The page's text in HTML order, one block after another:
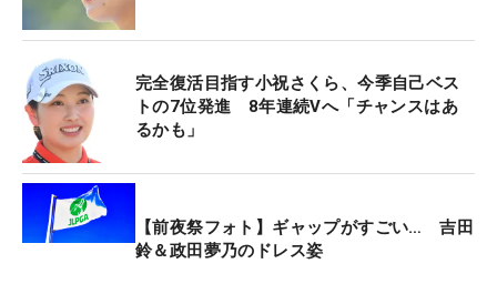
メジャー初制覇を果たした河本結、吉田鈴らがつけ
た。菅楓華はトータル4アンダーの22位タイ。トー
タル3アンダーの29位タイには、昨年覇者の神谷そ
ら、小祝さくら、都玲華らが並んだ。
メルセデス・ランキング1位の佐久間朱莉と同2位の
髙橋彩華は、ともにトータル2アンダーの44位タイ
で3日目を終えた。
完全復活目指す小祝さくら、今季自己ベス
トの7位発進 8年連続Vへ「チャンスはあ
るかも」
【前夜祭フォト】ギャップがすごい… 吉田
鈴＆政田夢乃のドレス姿